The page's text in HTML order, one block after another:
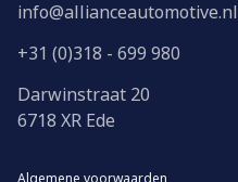
info@allianceautomotive.nl
+31 (0)318 - 699 980
Darwinstraat 20
6718 XR Ede